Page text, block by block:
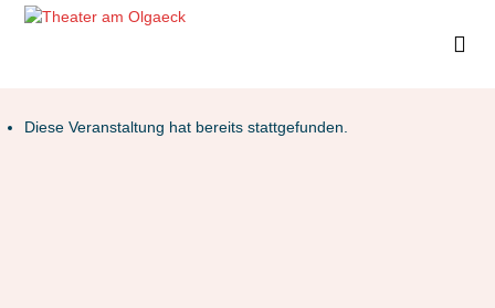
Diese Veranstaltung hat bereits stattgefunden.